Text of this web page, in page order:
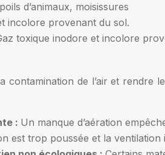
d’animaux, moisissures
incolore provenant du sol.
toxique inodore et incolore
contamination de l’air et
: Un manque d’aération
est trop poussée et la